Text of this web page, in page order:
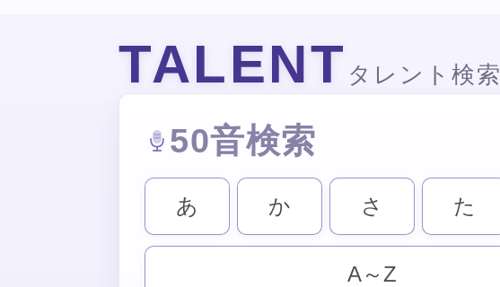
TALENT タレント検索
50音検索
あ か さ た
A～Z